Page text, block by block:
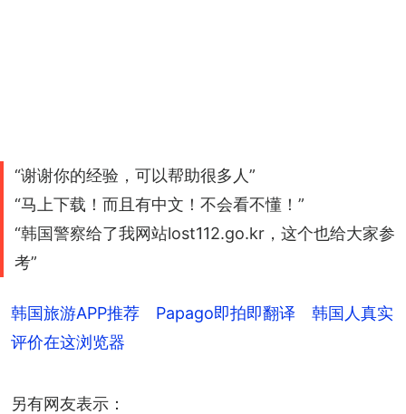
“谢谢你的经验，可以帮助很多人”
“马上下载！而且有中文！不会看不懂！”
“韩国警察给了我网站lost112.go.kr，这个也给大家参
考”
韩国旅游APP推荐 Papago即拍即翻译 韩国人真实
评价在这浏览器
另有网友表示：